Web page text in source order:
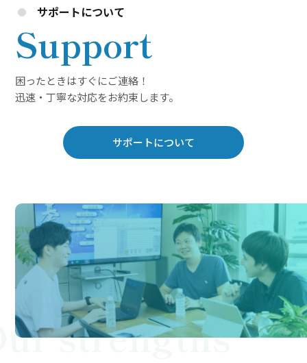
サポートについて
Support
困ったときはすぐにご連絡！
迅速・丁寧な対応をお約束します。
サポートについて
strengths